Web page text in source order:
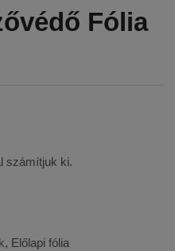
Fólia
számítjuk ki.
, Előlapi fólia